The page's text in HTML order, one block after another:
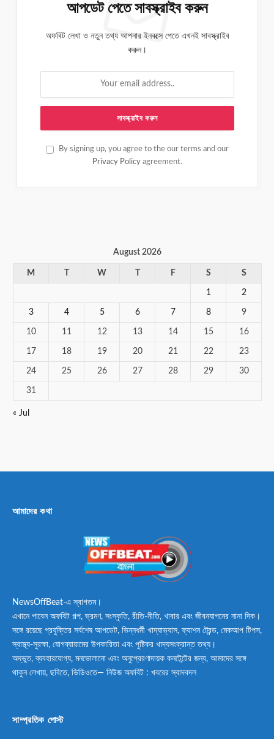
আপডেট পেতে সাবস্ক্রাইব করুন
অফবিট লেখা ও নতুন তথ্য আপনার ইনবক্সে পেতে এখনই সাবস্ক্রাইব
করুন।
By signing up, you agree to the our terms and our
Privacy Policy agreement.
August 2026
M T W T F S S
1 2
3 4 5 6 7 8 9
10 11 12 13 14 15 16
17 18 19 20 21 22 23
24 25 26 27 28 29 30
31
« Jul
আমাদের কথা
NewsOffBeat-এ স্বাগতম।
এখানে পাবেন অফবিট গল্প, ভ্রমণ, সংস্কৃতি, রীতি-নীতি, খাবার এবং জীবনযাপনের নানা দিক।
সঙ্গে রয়েছে প্রযুক্তির সর্বশেষ আপডেট, ভিন্নধর্মী খাদ্যাভ্যাস, ফ্যাশন ট্রেন্ড, মেকআপ টিপস,
স্বাস্থ্য-সুরক্ষা, যোগব্যায়ামের উপকারিতা এবং পুষ্টিকর খাদ্যসংক্রান্ত তথ্য।
অদ্ভুত, ব্যবহারযোগ্য, মনভোলানো এবং অনুপ্রেরণাদায়ক কনটেন্টের জন্য, আমাদের সঙ্গে
থাকুন লেখায়, ছবিতে, ভিডিওতে— নিউজ অফবিট : খবরের স্বাদবদল
সাম্প্রতিক পোস্ট